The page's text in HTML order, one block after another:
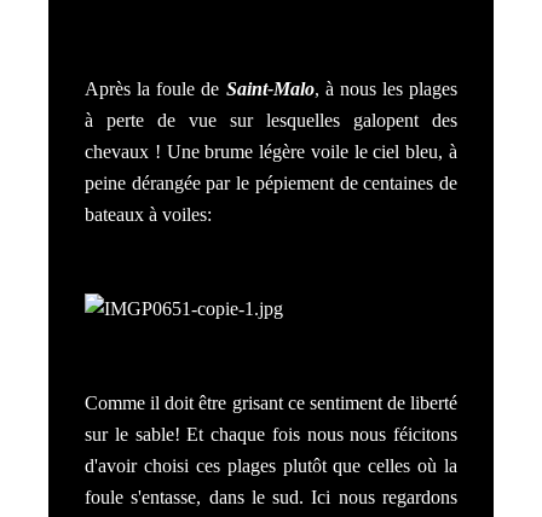
Après la foule de Saint-Malo, à nous les plages
à perte de vue sur lesquelles galopent des
chevaux ! Une brume légère voile le ciel bleu, à
peine dérangée par le pépiement de centaines de
bateaux à voiles:
Comme il doit être grisant ce sentiment de liberté
sur le sable! Et chaque fois nous nous féicitons
d'avoir choisi ces plages plutôt que celles où la
foule s'entasse, dans le sud. Ici nous regardons